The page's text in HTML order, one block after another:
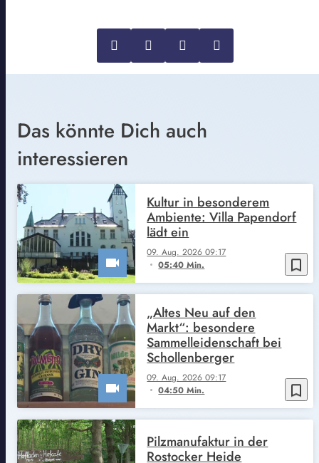
Das könnte Dich auch
interessieren
bookmark_border
09. Aug. 2026 09:17
05:40 Min.
Kultur in besonderem
Ambiente: Villa Papendorf
lädt ein
bookmark_border
09. Aug. 2026 09:17
04:50 Min.
„Altes Neu auf den
Markt“: besondere
Sammelleidenschaft bei
Schollenberger
Pilzmanufaktur in der
Rostocker Heide